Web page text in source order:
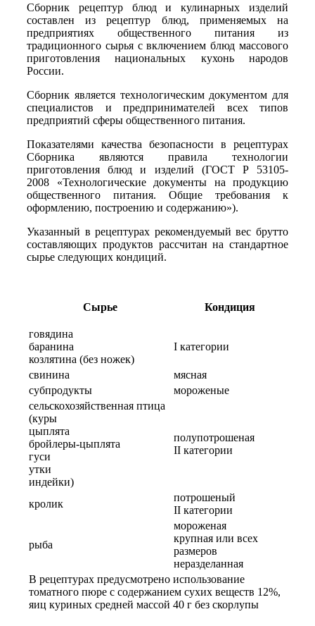
Сборник рецептур блюд и кулинарных изделий
составлен из рецептур блюд, применяемых на
предприятиях общественного питания из
традиционного сырья с включением блюд массового
приготовления национальных кухонь народов
России.
Сборник является технологическим документом для
специалистов и пред­принимателей всех типов
предприятий сферы общественного питания.
Показателями качества безопасности в рецептурах
Сборника являются пра­вила технологии
приготовления блюд и изделий (ГОСТ Р 53105-
2008 «Технологические документы на продукцию
общественного питания. Общие требования к
оформлению, построению и содержанию»).
Указанный в рецептурах рекомендуемый вес брутто
составляющих продуктов рассчитан на стандартное
сырье следующих кондиций.
Сырье Кондиция
говядина
баранина
козлятина (без ножек)
I категории
свинина
мясная
субпродукты
мороженые
сельскохозяйственная птица
(куры
цыплята
бройлеры-цыплята
гуси
утки
индейки)
полупотрошеная
II категории
кролик
по­трошеный
II категории
рыба
мороженая
крупная или всех
размеров
неразделанная
В рецептурах предусмотрено использование
томатного пюре с содержанием сухих веществ 12%,
яиц куриных средней массой 40 г без скорлупы